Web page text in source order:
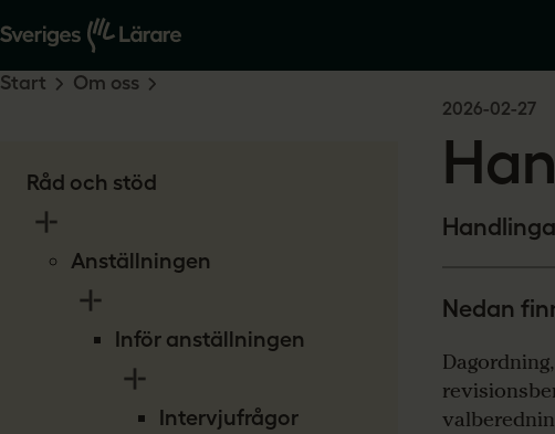
Råd och stöd
Anställningen
Inför anställningen
Intervjufrågor
Start Om oss
2026-02-27
Nedan